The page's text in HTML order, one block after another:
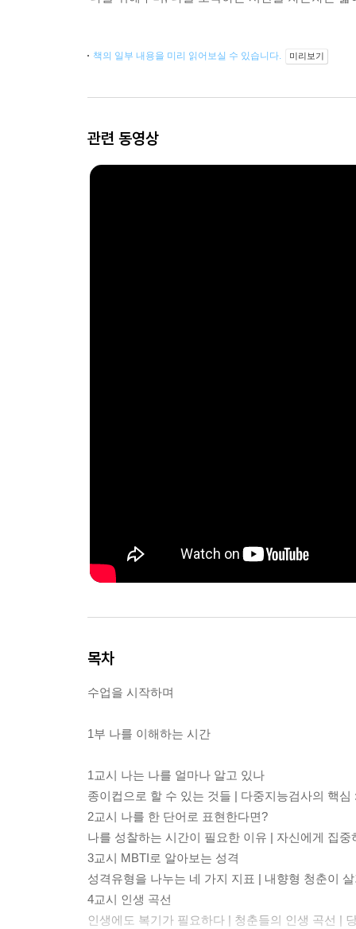
책의 일부 내용을 미리 읽어보실 수 있습니다. 미리보기
관련 동영상
목차
수업을 시작하며
1부 나를 이해하는 시간
1교시 나는 나를 얼마나 알고 있나
종이컵으로 할 수 있는 것들 | 다중지능검사의 핵
2교시 나를 한 단어로 표현한다면?
나를 성찰하는 시간이 필요한 이유 | 자신에게 집
3교시 MBTI로 알아보는 성격
성격유형을 나누는 네 가지 지표 | 내향형 청춘이
4교시 인생 곡선
인생에도 복기가 필요하다 | 청춘들의 인생 곡선 |